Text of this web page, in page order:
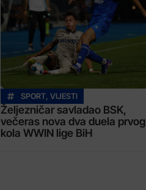
SPORT, VIJESTI
Željezničar savladao BSK,
večeras nova dva duela prvog
kola WWIN lige BiH